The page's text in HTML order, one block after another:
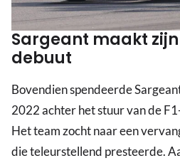
Sargeant maakt zijn
debuut
Bovendien spendeerde
2022 achter het stuur van de
Het team zocht naar een
die teleurstellend presteerde.